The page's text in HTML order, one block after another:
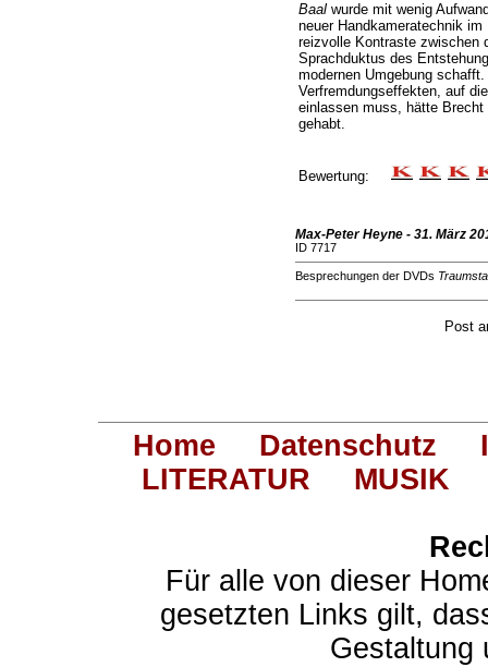
Baalwurde mit wenig
neuer Handkameratechnik
reizvolle Kontraste zwischen
Sprachduktus des
modernen Umgebung
Verfremdungseffekten, auf
einlassen muss, hätte
gehabt.
Bewertung:
Max-Peter Heyne - 31. März
ID 7717
Besprechungen der DVDs
Post
Home Datenschutz
LITERATUR
MUSIK
Für alle von dieser
gesetzten Links gilt,
Gestaltung